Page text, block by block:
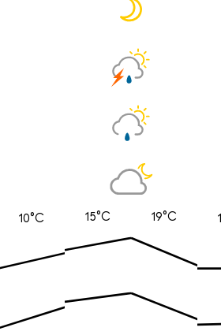
10°C 15°C 19°C